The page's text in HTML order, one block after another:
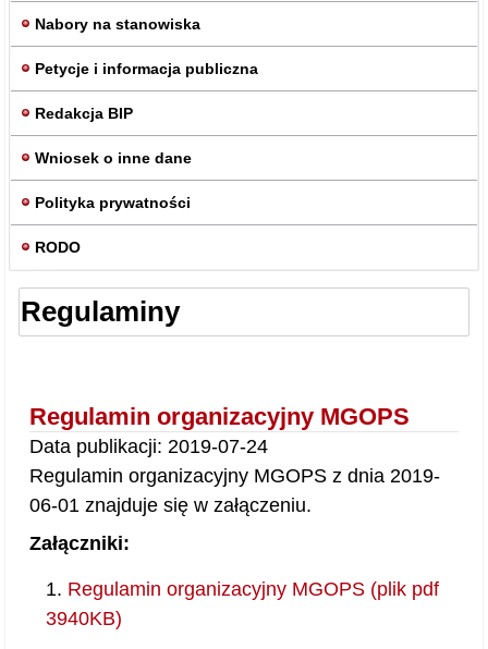
Nabory na stanowiska
Petycje i informacja publiczna
Redakcja BIP
Wniosek o inne dane
Polityka prywatności
RODO
Regulaminy
Regulamin organizacyjny MGOPS
Data publikacji: 2019-07-24
Regulamin organizacyjny MGOPS z dnia 2019-
06-01 znajduje się w załączeniu.
Załączniki:
Regulamin organizacyjny MGOPS (plik pdf
3940KB)